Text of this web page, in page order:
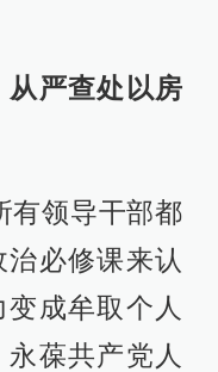
从严查处以房
有领导干部都
必修课来认
成牟取个人
葆共产党人